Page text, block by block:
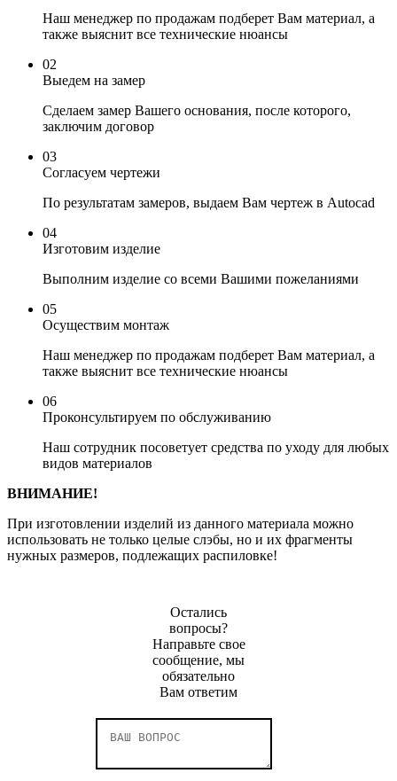
Наш менеджер по продажам подберет Вам материал, а
также выяснит все технические нюансы
02
Выедем на замер
Сделаем замер Вашего основания, после которого,
заключим договор
03
Согласуем чертежи
По результатам замеров, выдаем Вам чертеж в Autocad
04
Изготовим изделие
Выполним изделие со всеми Вашими пожеланиями
05
Осуществим монтаж
Наш менеджер по продажам подберет Вам материал, а
также выяснит все технические нюансы
06
Проконсультируем по обслуживанию
Наш сотрудник посоветует средства по уходу для любых
видов материалов
ВНИМАНИЕ!
При изготовлении изделий из данного материала можно
использовать не только целые слэбы, но и их фрагменты
нужных размеров, подлежащих распиловке!
Остались
вопросы?
Направьте свое
сообщение, мы
обязательно
Вам ответим